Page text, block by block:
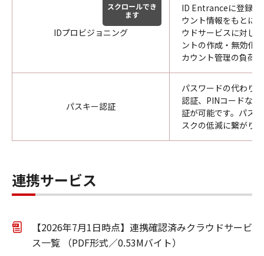
IDプロビジョニング
ID Entranceに登録さ
ウント情報をもとに
ウドサービスに対し
ントの作成・無効化
カウント管理の負荷
パスキー認証
パスワードの代わり
認証、PINコードな
証が可能です。パス
スクの低減に繋がり
スクロールでき
ます
連携サービス
【2026年7月1日時点】連携確認済みクラウドサービ
ス一覧 （PDF形式／0.53Mバイト）